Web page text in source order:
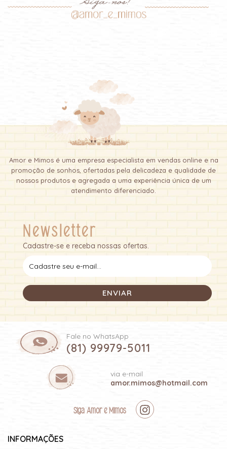
Amor e Mimos é uma empresa especialista em vendas online e na
promoção de sonhos, ofertadas pela delicadeza e qualidade de
nossos produtos e agregada a uma experiência única de um
atendimento diferenciado.
Newsletter
Cadastre-se e receba nossas ofertas.
Fale no WhatsApp
(81) 99979-5011
via e-mail
amor.mimos@hotmail.com
Siga Amor e Mimos
INFORMAÇÕES